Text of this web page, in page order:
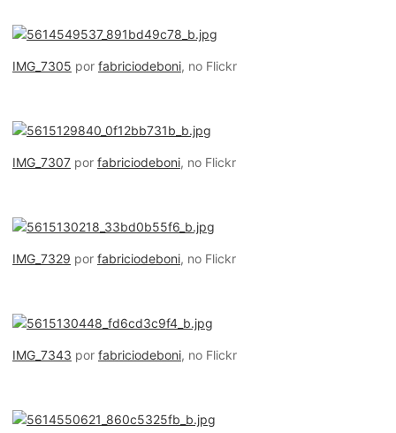
IMG_7305 por fabriciodeboni, no Flickr
IMG_7307 por fabriciodeboni, no Flickr
IMG_7329 por fabriciodeboni, no Flickr
IMG_7343 por fabriciodeboni, no Flickr